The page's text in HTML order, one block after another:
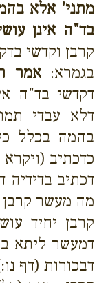
מתני' אלא
בד"ה אינן
קרבן וקדשי
בגמרא:אמר
דקדשי בד"ה
דלא עבדי
בהמה בכלל
כדכתיב
דכתיב בדידיה
מה מעשר קרבן
קרבן יחיד
דמעשר ליתא
דבכורות (דף